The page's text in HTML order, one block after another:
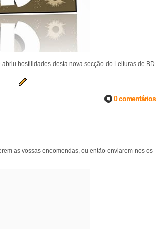
hostilidades desta nova secção do Leituras de BD.
0 comentários
as vossas encomendas, ou então enviarem-nos os